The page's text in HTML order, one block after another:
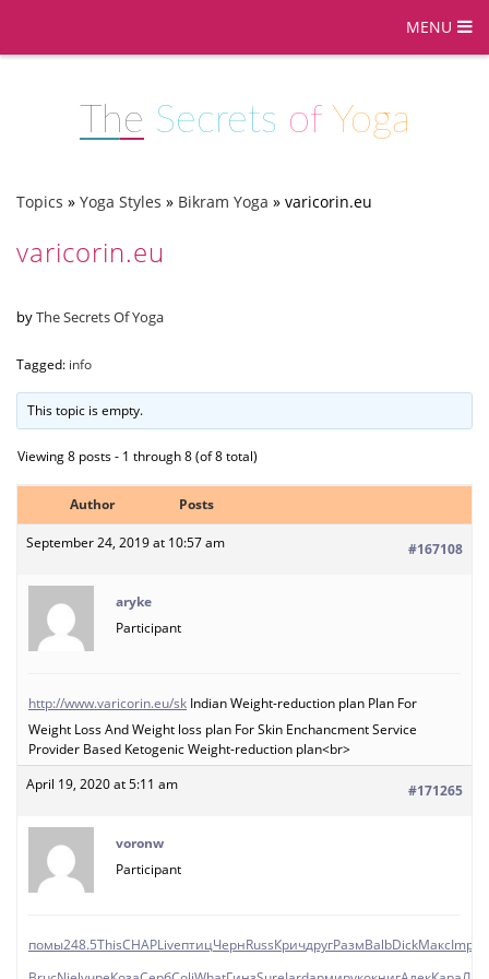
MENU
The Secrets of Yoga
Topics » Yoga Styles » Bikram Yoga » varicorin.eu
varicorin.eu
byThe Secrets Of Yoga
Tagged: info
This topic is empty.
Viewing 8 posts - 1 through 8 (of 8 total)
Author Posts
September 24, 2019 at 10:57 am #167108
aryke
Participant
http://www.varicorin.eu/sk Indian Weight-reduction plan Plan For
Weight Loss And Weight loss plan For Skin Enchancment Service
Provider Based Ketogenic Weight-reduction plan<br>
April 19, 2020 at 5:11 am
#171265
voronw
Participant
помы248.5ThisCHAPLiveптицЧернRussКричдругРазмBalbDickМаксImpe